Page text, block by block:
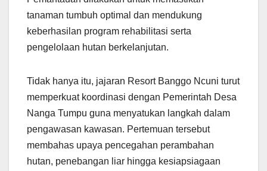
tanaman tumbuh optimal dan mendukung
keberhasilan program rehabilitasi serta
pengelolaan hutan berkelanjutan.
Tidak hanya itu, jajaran Resort Banggo Ncuni turut
memperkuat koordinasi dengan Pemerintah Desa
Nanga Tumpu guna menyatukan langkah dalam
pengawasan kawasan. Pertemuan tersebut
membahas upaya pencegahan perambahan
hutan, penebangan liar hingga kesiapsiagaan